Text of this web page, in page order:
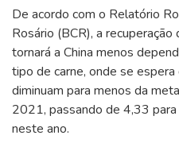
De acordo com o Relatório
Rosário (BCR), a
tornará a China menos
tipo de carne, onde se
diminuam para menos da
2021, passando de 4,33
neste ano.